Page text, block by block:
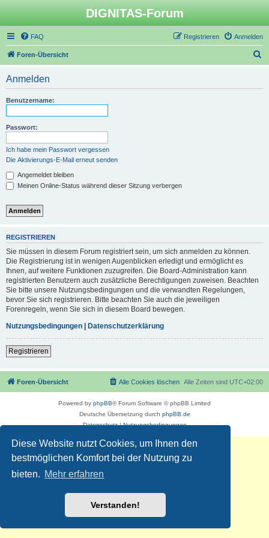
Diese Website nutzt Cookies, um Ihnen den
bestmöglichen Komfort bei der Nutzung zu
bieten. Mehr erfahren
Verstanden!
DIGNITAS-Forum
FAQ Anmelden
Registrieren
Foren-Übersicht
Anmelden
Benutzername:
Passwort:
Ich habe mein Passwort vergessen
Die Aktivierungs-E-Mail erneut senden
Angemeldet bleiben
Meinen Online-Status während dieser Sitzung verbergen
REGISTRIEREN
Sie müssen in diesem Forum registriert sein, um sich anmelden zu können.
Die Registrierung ist in wenigen Augenblicken erledigt und ermöglicht es
Ihnen, auf weitere Funktionen zuzugreifen. Die Board-Administration kann
registrierten Benutzern auch zusätzliche Berechtigungen zuweisen. Beachten
Sie bitte unsere Nutzungsbedingungen und die verwandten Regelungen,
bevor Sie sich registrieren. Bitte beachten Sie auch die jeweiligen
Forenregeln, wenn Sie sich in diesem Board bewegen.
Nutzungsbedingungen | Datenschutzerklärung
Registrieren
Foren-Übersicht Alle Zeiten sind UTC+02:00
Alle Cookies löschen
Powered by phpBB® Forum Software © phpBB Limited
Deutsche Übersetzung durch phpBB.de
Datenschutz|Nutzungsbedingungen